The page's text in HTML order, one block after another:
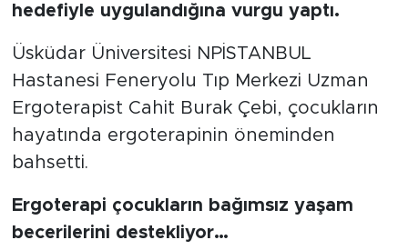
hedefiyle uygulandığına vurgu yaptı.
Üsküdar Üniversitesi NPİSTANBUL
Hastanesi Feneryolu Tıp Merkezi Uzman
Ergoterapist Cahit Burak Çebi, çocukların
hayatında ergoterapinin öneminden
bahsetti.
Ergoterapi çocukların bağımsız yaşam
becerilerini destekliyor…